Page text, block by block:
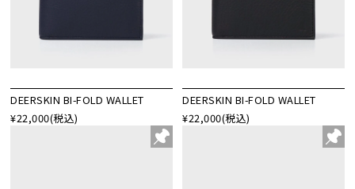
DEERSKIN BI-FOLD WALLET
¥22,000(税込)
DEERSKIN BI-FOLD WALLET
¥22,000(税込)